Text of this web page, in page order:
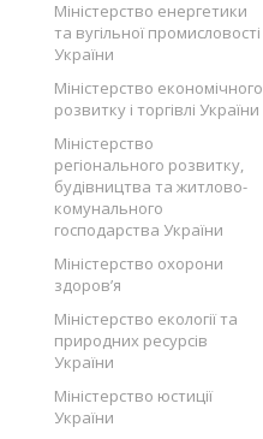
Міністерство енергетики
та вугільної промисловості
України
Міністерство економічного
розвитку і торгівлі України
Міністерство
регіонального розвитку,
будівництва та житлово-
комунального
господарства України
Міністерство охорони
здоров’я
Міністерство екології та
природних ресурсів
України
Міністерство юстиції
України